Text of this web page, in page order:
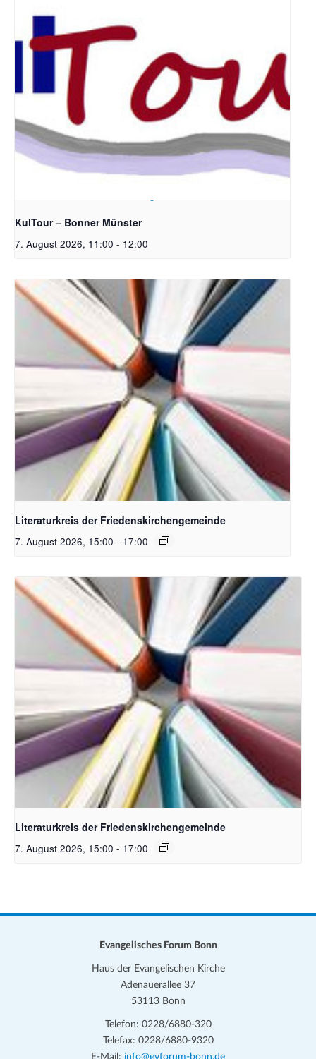
KulTour – Bonner Münster
7. August 2026, 11:00 - 12:00
Bildquelle Pixabay
Literaturkreis der Friedenskirchengemeinde
7. August 2026, 15:00 - 17:00
Bildquelle Pixabay
Literaturkreis der Friedenskirchengemeinde
7. August 2026, 15:00 - 17:00
Evangelisches Forum Bonn
Haus der Evangelischen Kirche
Adenauerallee 37
53113 Bonn
Telefon: 0228/6880-320
Telefax: 0228/6880-9320